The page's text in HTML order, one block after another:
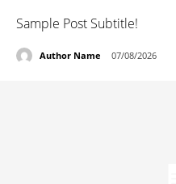
Sample Post Subtitle!
Author Name 07/08/2026